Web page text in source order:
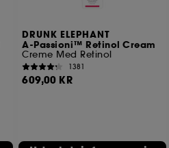
DRUNK ELEPHANT
A-Passioni™ Retinol Cream
Creme Med Retinol
1381
609,00 KR